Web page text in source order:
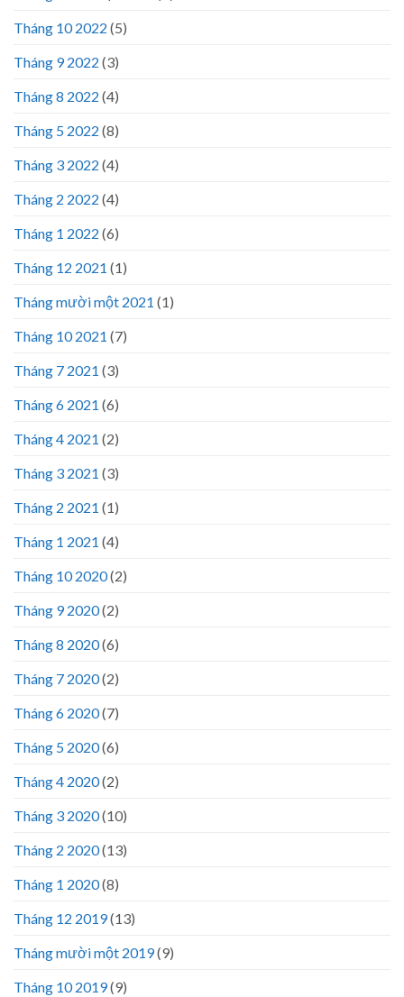
Tháng 10 2022 (5)
Tháng 9 2022 (3)
Tháng 8 2022 (4)
Tháng 5 2022 (8)
Tháng 3 2022 (4)
Tháng 2 2022 (4)
Tháng 1 2022 (6)
Tháng 12 2021 (1)
Tháng mười một 2021 (1)
Tháng 10 2021 (7)
Tháng 7 2021 (3)
Tháng 6 2021 (6)
Tháng 4 2021 (2)
Tháng 3 2021 (3)
Tháng 2 2021 (1)
Tháng 1 2021 (4)
Tháng 10 2020(2)
Tháng 9 2020(2)
Tháng 8 2020(6)
Tháng 7 2020(2)
Tháng 6 2020(7)
Tháng 5 2020(6)
Tháng 4 2020(2)
Tháng 3 2020(10)
Tháng 2 2020(13)
Tháng 1 2020(8)
Tháng 12 2019(13)
Tháng mười một 2019(9)
Tháng 10 2019(9)